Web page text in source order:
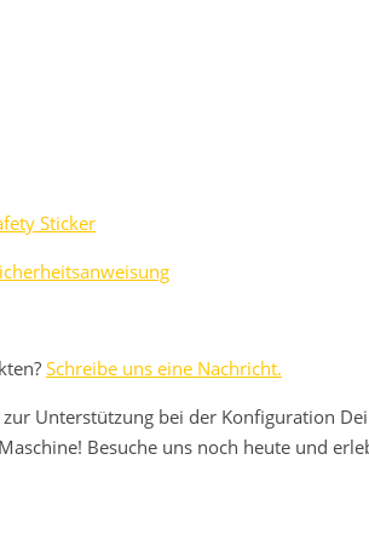
Sticker
Schreibe uns eine Nachricht.
Unterstützung bei der Konfiguration
Besuche uns noch heute und